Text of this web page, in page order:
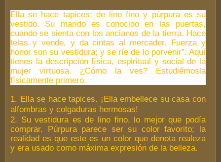
Ella se hace tapices; de lino fino y púrpura es su
vestido. Su marido es conocido en las puertas,
cuando se sienta con los ancianos de la tierra. Hace
telas y vende, y da cintas al mercader. Fuerza y
honor son su vestidura; y se ríe de lo porvenir”. Aquí
tienes la descripción física, espiritual y social de la
mujer virtuosa. ¿Cómo la ves? Estudiémosla
físicamente primero.
1. Ella se hace tapices. ¡Ella embellece su casa con
alfombras y colgaduras hermosas!
2. Su vestidura es de lino fino, lo mejor que podía
comprar. Púrpura parece ser su color favorito; la
realidad es que este es un color que denota realeza
y era usado como máxima expresión de la belleza.